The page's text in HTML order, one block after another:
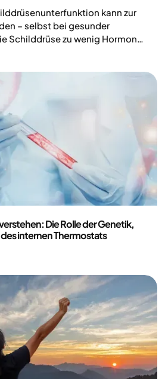
kann zur
– selbst bei gesunder
Schilddrüse zu wenig Hormone
sehr verschieden. Sobald
wird und die
normalisieren, verbessern sich
erfolgreiche
spürbar.
Die Rolle der Genetik,
internen Thermostats